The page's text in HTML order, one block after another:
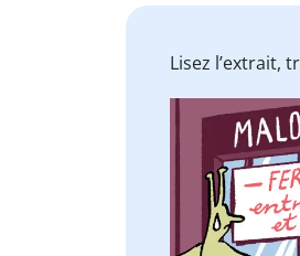
Lisez l’extrait,